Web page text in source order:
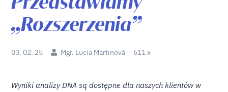
„Rozszerzenia”
03. 02. 25 Mgr. Lucia Martinová 611 x
Wyniki analizy DNA są dostępne dla naszych klientów w